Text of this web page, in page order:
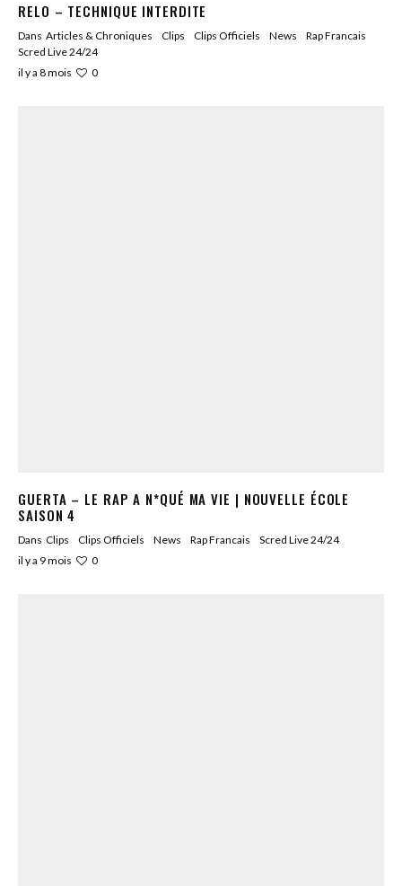
RELO – TECHNIQUE INTERDITE
Dans Articles & Chroniques Clips Clips Officiels News
Rap Francais
Scred Live 24/24
il y a 8 mois
0
GUERTA – LE RAP A N*QUÉ MA VIE | NOUVELLE ÉCOLE
SAISON 4
Dans Clips Clips Officiels News Rap Francais
Scred Live 24/24
il y a 9 mois
0